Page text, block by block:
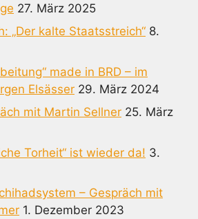
27. März 2025
„Der kalte Staatsstreich“ 8.
made in BRD – im
Elsässer 29. März 2024
mit Martin Sellner 25. März
Torheit“ ist wieder da! 3.
– Gespräch mit
1. Dezember 2023